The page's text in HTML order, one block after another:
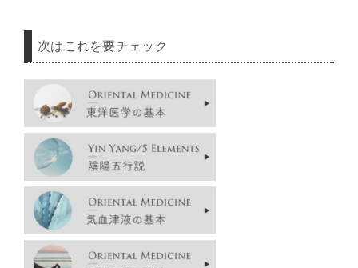
次はこれを要チェック